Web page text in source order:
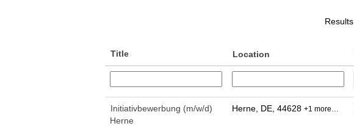
Results
Title Location
Initiativbewerbung (m/w/d)
Herne
Herne, DE, 44628 +1 more…